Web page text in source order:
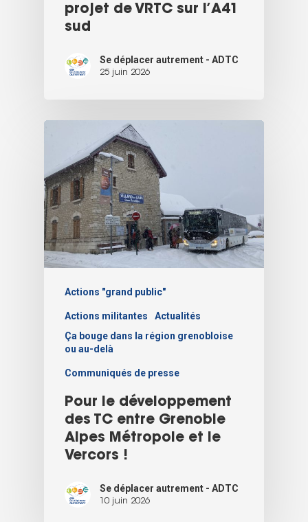
projet de VRTC sur l’A41
sud
Se déplacer autrement - ADTC
25 juin 2026
Actions "grand public"
Actions militantes
Actualités
Ça bouge dans la région grenobloise
ou au-delà
Communiqués de presse
Pour le développement
des TC entre Grenoble
Alpes Métropole et le
Vercors !
Se déplacer autrement - ADTC
10 juin 2026